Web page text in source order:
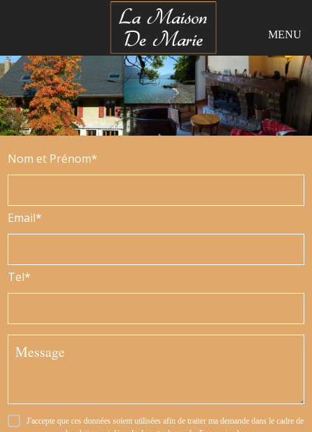
MENU
Nom et Prénom*
Email*
Tel*
J'accepte que ces données soient utilisées afin de traiter ma demande dans le cadre de
Panneau de gestion des cookies